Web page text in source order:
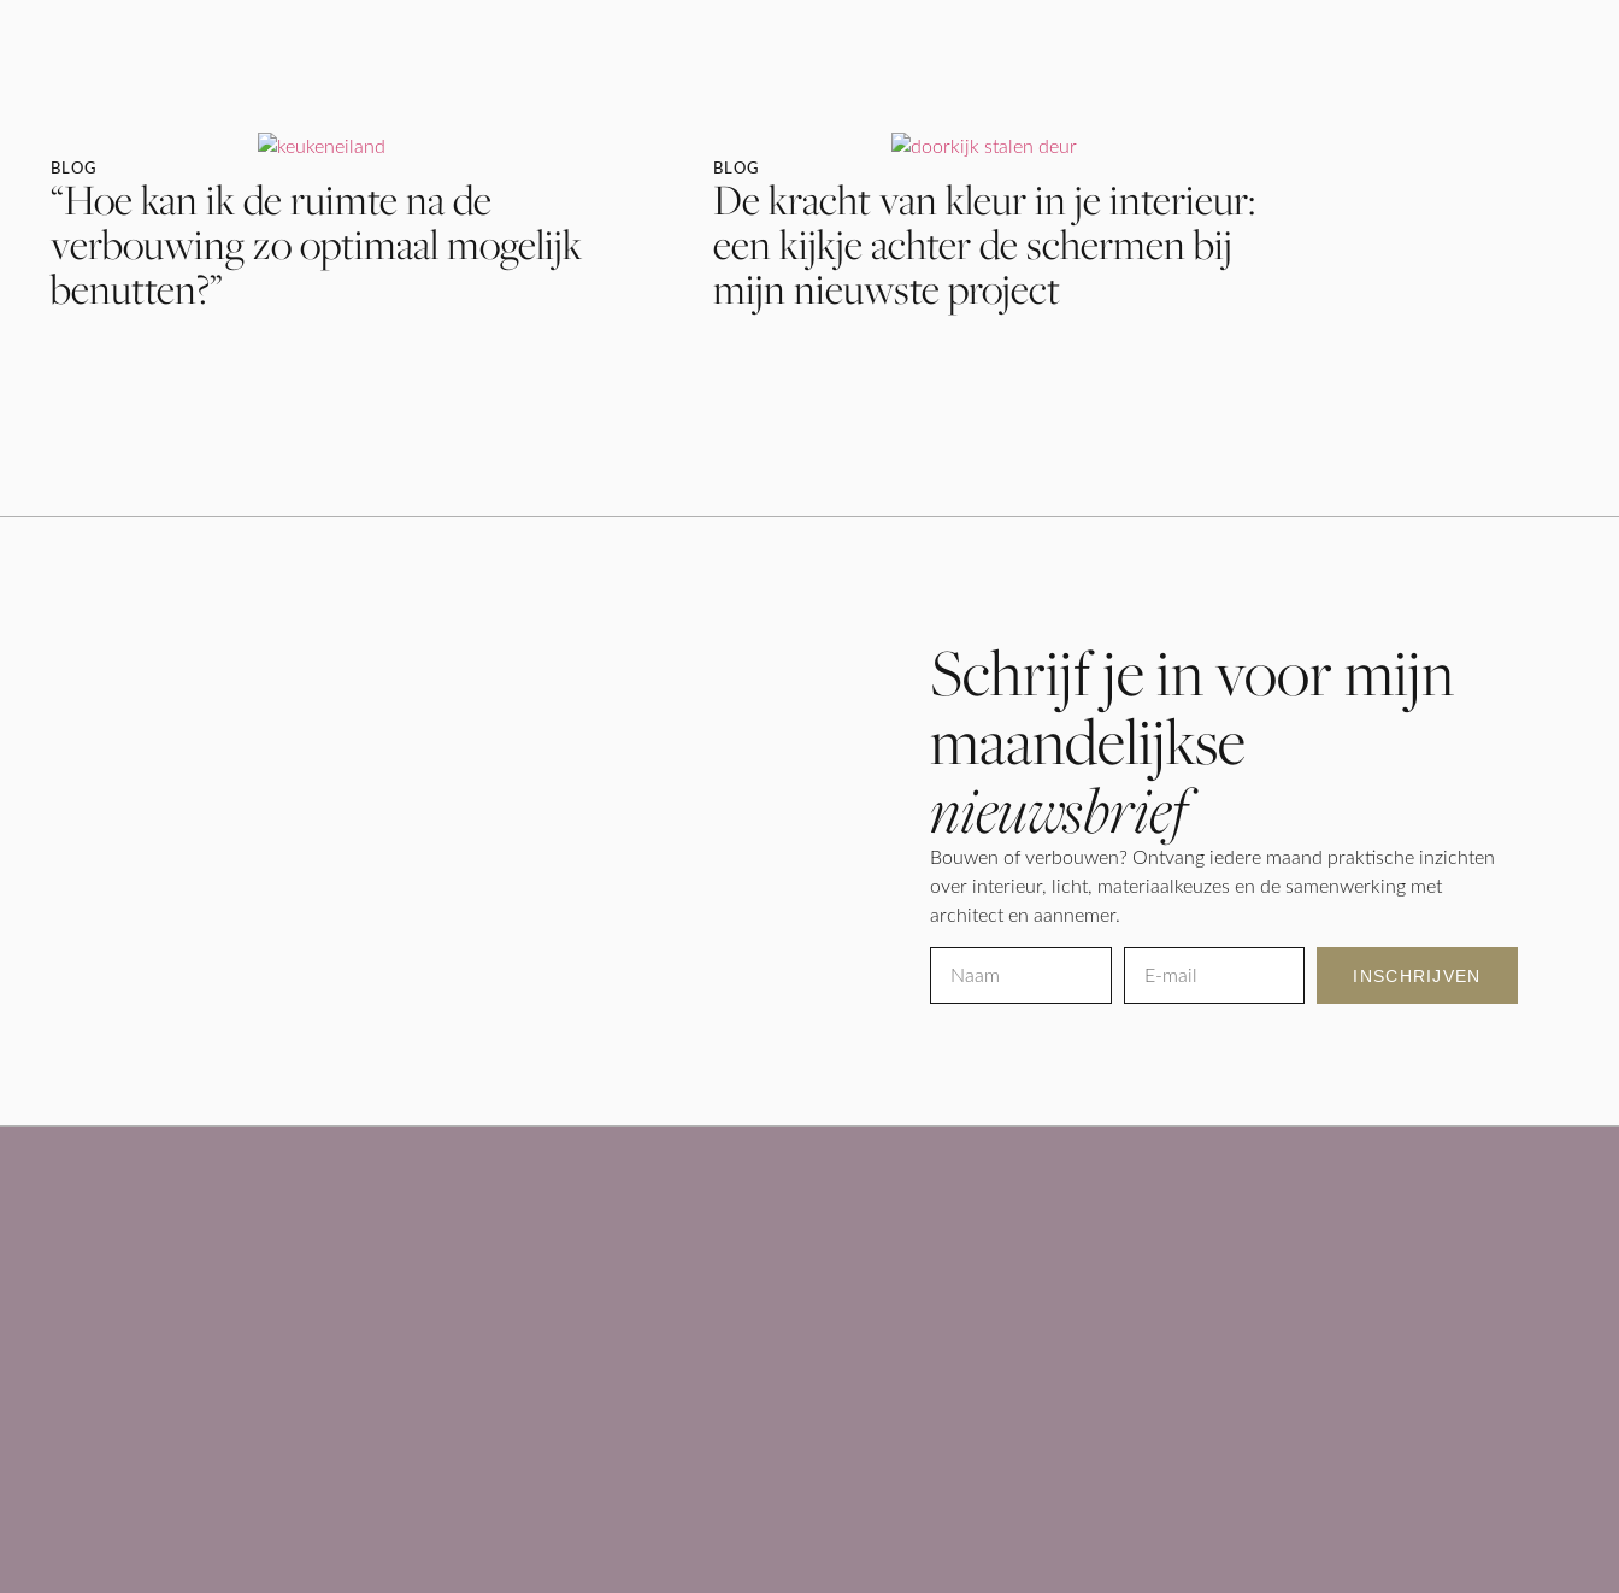
BLOG
“Hoe kan ik de ruimte na de
verbouwing zo optimaal mogelijk
benutten?”
BLOG
De kracht van kleur in je interieur:
een kijkje achter de schermen bij
mijn nieuwste project
Schrijf je in voor mijn
maandelijkse
nieuwsbrief
Bouwen of verbouwen? Ontvang iedere maand praktische inzichten
over interieur, licht, materiaalkeuzes en de samenwerking met
architect en aannemer.
INSCHRIJVEN